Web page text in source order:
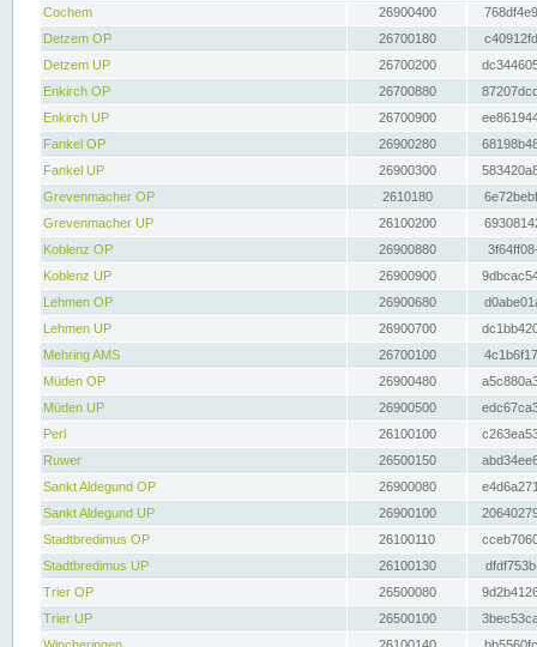
Cochem
26900400
Detzem OP
26700180
Detzem UP
26700200
Enkirch OP
26700880
Enkirch UP
26700900
Fankel OP
26900280
Fankel UP
26900300
Grevenmacher OP
2610180
Grevenmacher UP
26100200
Koblenz OP
26900880
Koblenz UP
26900900
Lehmen OP
26900680
Lehmen UP
26900700
Mehring AMS
26700100
Müden OP
26900480
Müden UP
26900500
Perl
26100100
Ruwer
26500150
Sankt Aldegund OP
26900080
Sankt Aldegund UP
26900100
Stadtbredimus OP
26100110
Stadtbredimus UP
26100130
Trier OP
26500080
Trier UP
26500100